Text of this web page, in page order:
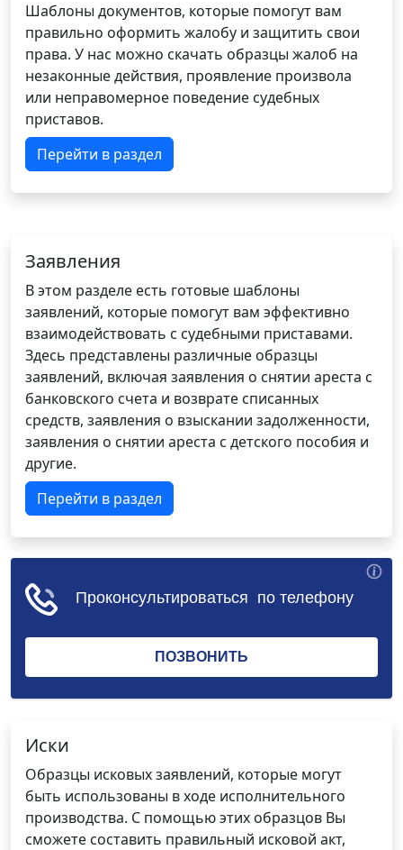
Шаблоны документов, которые помогут вам
правильно оформить жалобу и защитить свои
права. У нас можно скачать образцы жалоб на
незаконные действия, проявление произвола
или неправомерное поведение судебных
приставов.
Перейти в раздел
Заявления
В этом разделе есть готовые шаблоны
заявлений, которые помогут вам эффективно
взаимодействовать с судебными приставами.
Здесь представлены различные образцы
заявлений, включая заявления о снятии ареста с
банковского счета и возврате списанных
средств, заявления о взыскании задолженности,
заявления о снятии ареста с детского пособия и
другие.
Перейти в раздел
Иски
Образцы исковых заявлений, которые могут
быть использованы в ходе исполнительного
производства. С помощью этих образцов Вы
сможете составить правильный исковой акт,